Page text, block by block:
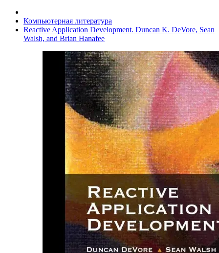
Компьютерная литература
Reactive Application Development. Duncan K. DeVore, Sean
Walsh, and Brian Hanafee